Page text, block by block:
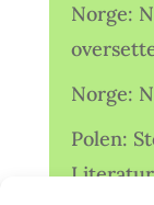
Norge:
Norge:
Polen: